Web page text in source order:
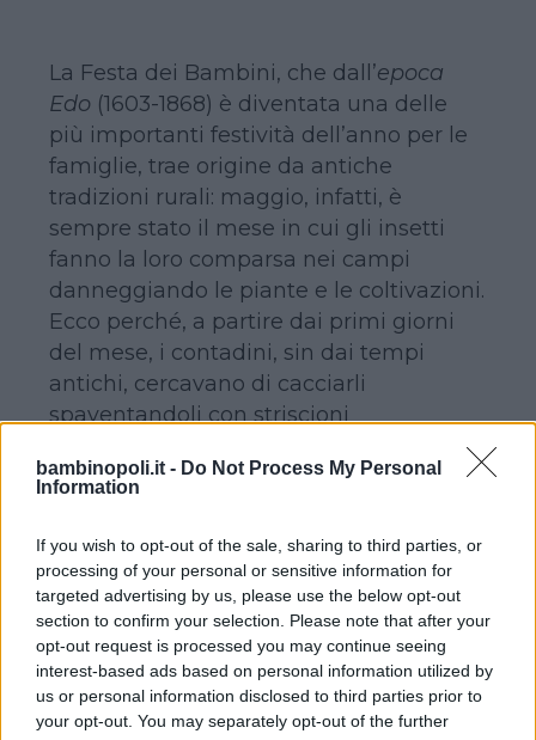
bambinopoli.it - Do Not Process My Personal
Information
If you wish to opt-out of the sale, sharing to third parties, or
processing of your personal or sensitive information for
targeted advertising by us, please use the below opt-out
section to confirm your selection. Please note that after your
opt-out request is processed you may continue seeing
interest-based ads based on personal information utilized by
us or personal information disclosed to third parties prior to
your opt-out. You may separately opt-out of the further
La Festa dei Bambini, che dall’epoca
Edo(1603-1868) è diventata una delle
più importanti festività dell’anno per le
famiglie, trae origine da antiche
tradizioni rurali: maggio, infatti, è
sempre stato il mese in cui gli insetti
fanno la loro comparsa nei campi
danneggiando le piante e le coltivazioni.
Ecco perché, a partire dai primi giorni
del mese, i contadini, sin dai tempi
antichi, cercavano di cacciarli
spaventandoli con striscioni
elementi ancora caratterizzanti
RITI E TRADIZIONI
Elementi tradizionali utilizzati durante la
giornata sono le bambole di guerrieri, i
kabuto ningyo, equipaggiate con elmo